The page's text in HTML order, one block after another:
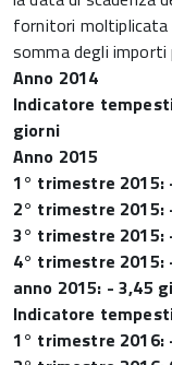
fornitori
somma degli
Anno 2014
Indicatore
giorni
Anno 2015
1° trimestre 2015:
2° trimestre 2015:
3° trimestre 2015:
4° trimestre 2015:
anno 2015: - 3,45
Indicatore
1° trimestre 2016: